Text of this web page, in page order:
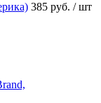
385 руб. / шт